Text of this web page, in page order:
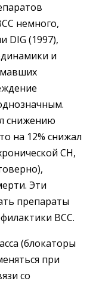
немного,
DIG (1997),
и
снижению
на 12% снижал
СН,
Эти
препараты
ВСС.
(блокаторы
при
со